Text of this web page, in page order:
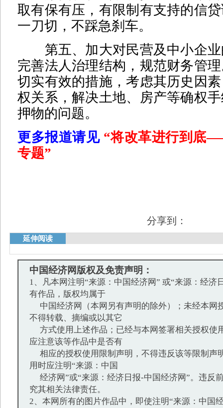
取有保有压，有限制有支持的信
一刀切，不踩急刹车。
第五、加大对民营及中小企业
完善法人治理结构，规范财务管
切实有效的措施，考虑其历史因
权关系，解决土地、房产等确权
押物的问题。
更多报道请见 “将改革进行到底
专题”
分享到：
延伸阅读
中国经济网版权及免责声明：
1、凡本网注明“来源：中国经济网” 或“来源：经济
有作品，版权均属于
中国经济网（本网另有声明的除外）；未经本网
不得转载、摘编或以其它
方式使用上述作品；已经与本网签署相关授权使
应注意该等作品中是否有
相应的授权使用限制声明，不得违反该等限制声
用时应注明“来源：中国
经济网”或“来源：经济日报-中国经济网”。违反
究其相关法律责任。
2、本网所有的图片作品中，即使注明“来源：中国